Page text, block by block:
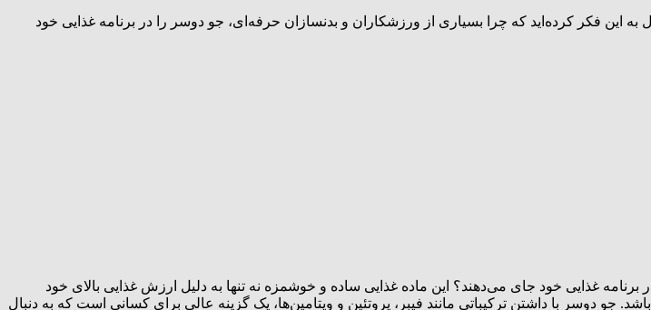
و بعد تمرین آیا تا به حال به این فکر کرده‌اید که چرا بسیاری از ورزشکاران و بدنسازان حرفه‌ای، جو دوسر را در برنامه غذایی خود
برنامه غذایی خود جای می‌دهند؟ این ماده غذایی ساده و خوشمزه نه تنها به دلیل ارزش غذایی بالای خود
دوسر با داشتن ترکیباتی مانند فیبر، پروتئین و ویتامین‌ها، یک گزینه عالی برای کسانی است که به دنبال